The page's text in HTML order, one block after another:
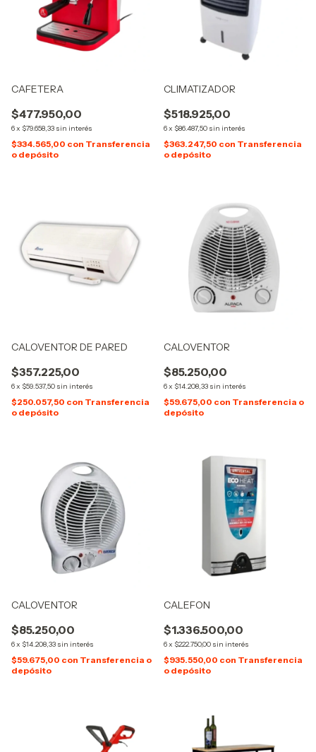
CAFETERA
$477.950,00
6x $79.658,33 sin interés
$334.565,00 con Transferencia
o depósito
CLIMATIZADOR
$518.925,00
6x $86.487,50 sin interés
$363.247,50 con Transferencia
o depósito
CALOVENTOR DE PARED
$357.225,00
6x $59.537,50 sin interés
$250.057,50 con Transferencia
o depósito
CALOVENTOR
$85.250,00
6x $14.208,33 sin interés
$59.675,00 con Transferencia o
depósito
CALOVENTOR
$85.250,00
6x $14.208,33 sin interés
$59.675,00 con Transferencia o
depósito
CALEFON
$1.336.500,00
6x $222.750,00 sin interés
$935.550,00 con Transferencia
o depósito